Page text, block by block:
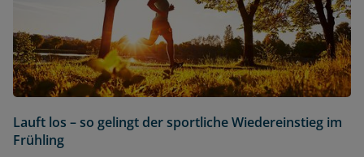
Lauft los – so gelingt der sportliche Wiedereinstieg im
Frühling